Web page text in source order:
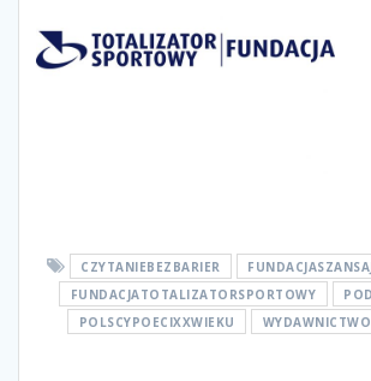
CZYTANIEBEZBARIER
FUNDACJATOTALIZATORSPORTOWY
POLSCYPOECIXXWIEKU